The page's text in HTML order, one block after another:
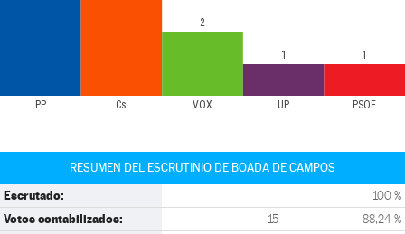
PP Cs VOX UP PSOE
2
1 1
RESUMEN DEL ESCRUTINIO DE BOADA DE CAMPOS
Escrutado: 100 %
Votos contabilizados: 15 88,24 %